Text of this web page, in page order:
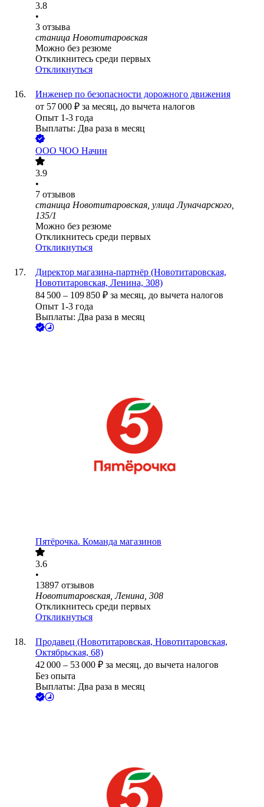
3.8
•
3 отзыва
станица Новотитаровская
Можно без резюме
Откликнитесь среди первых
Откликнуться
Инженер по безопасности дорожного движения
от 57 000 ₽ за месяц, до вычета налогов
Опыт 1-3 года
Выплаты: Два раза в месяц
ООО ЧОО Начин
3.9
•
7 отзывов
станица Новотитаровская, улица Луначарского,
135/1
Можно без резюме
Откликнитесь среди первых
Откликнуться
Директор магазина-партнёр (Новотитаровская,
Новотитаровская, Ленина, 308)
84 500 – 109 850 ₽ за месяц, до вычета налогов
Опыт 1-3 года
Выплаты: Два раза в месяц
Пятёрочка. Команда магазинов
3.6
•
13897 отзывов
Новотитаровская, Ленина, 308
Откликнитесь среди первых
Откликнуться
Продавец (Новотитаровская, Новотитаровская,
Октябрьская, 68)
42 000 – 53 000 ₽ за месяц, до вычета налогов
Без опыта
Выплаты: Два раза в месяц